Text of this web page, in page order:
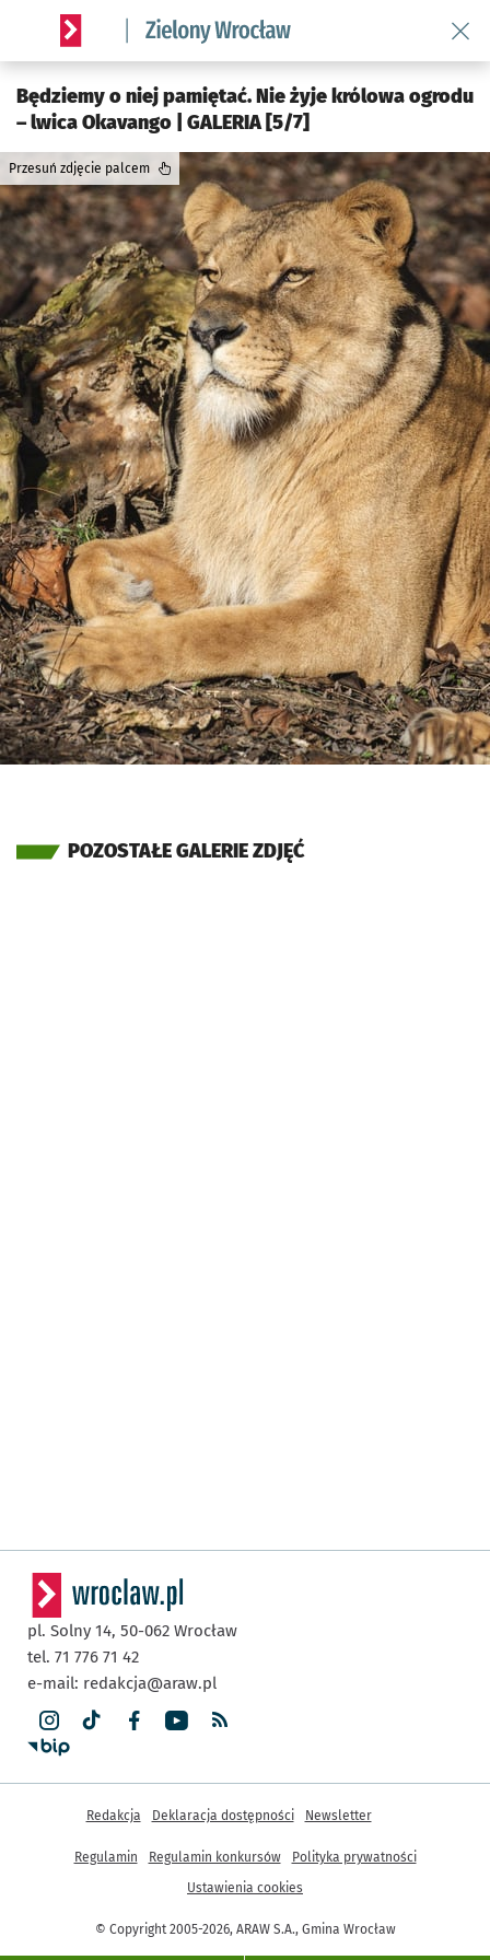
Serwis informacyjny wroclaw.pl podserwis: Środowisko we
Będziemy o niej pamiętać. Nie żyje królowa ogrodu
– lwica Okavango | GALERIA [5/7]
Przesuń zdjęcie palcem
POZOSTAŁE GALERIE ZDJĘĆ
pl. Solny 14, 50-062 Wrocław
tel. 71 776 71 42
e-mail: redakcja@araw.pl
© Copyright 2005-2026, ARAW S.A., Gmina Wrocław
Inne informacje
Redakcja Deklaracja dostępności Newsletter
Regulamin Regulamin konkursów
Polityka prywatności
Ustawienia cookies